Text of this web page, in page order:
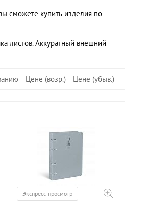
сможете купить изделия по
листов. Аккуратный внешний
Цене (возр.) Цене (убыв.)
Экспресс-просмотр